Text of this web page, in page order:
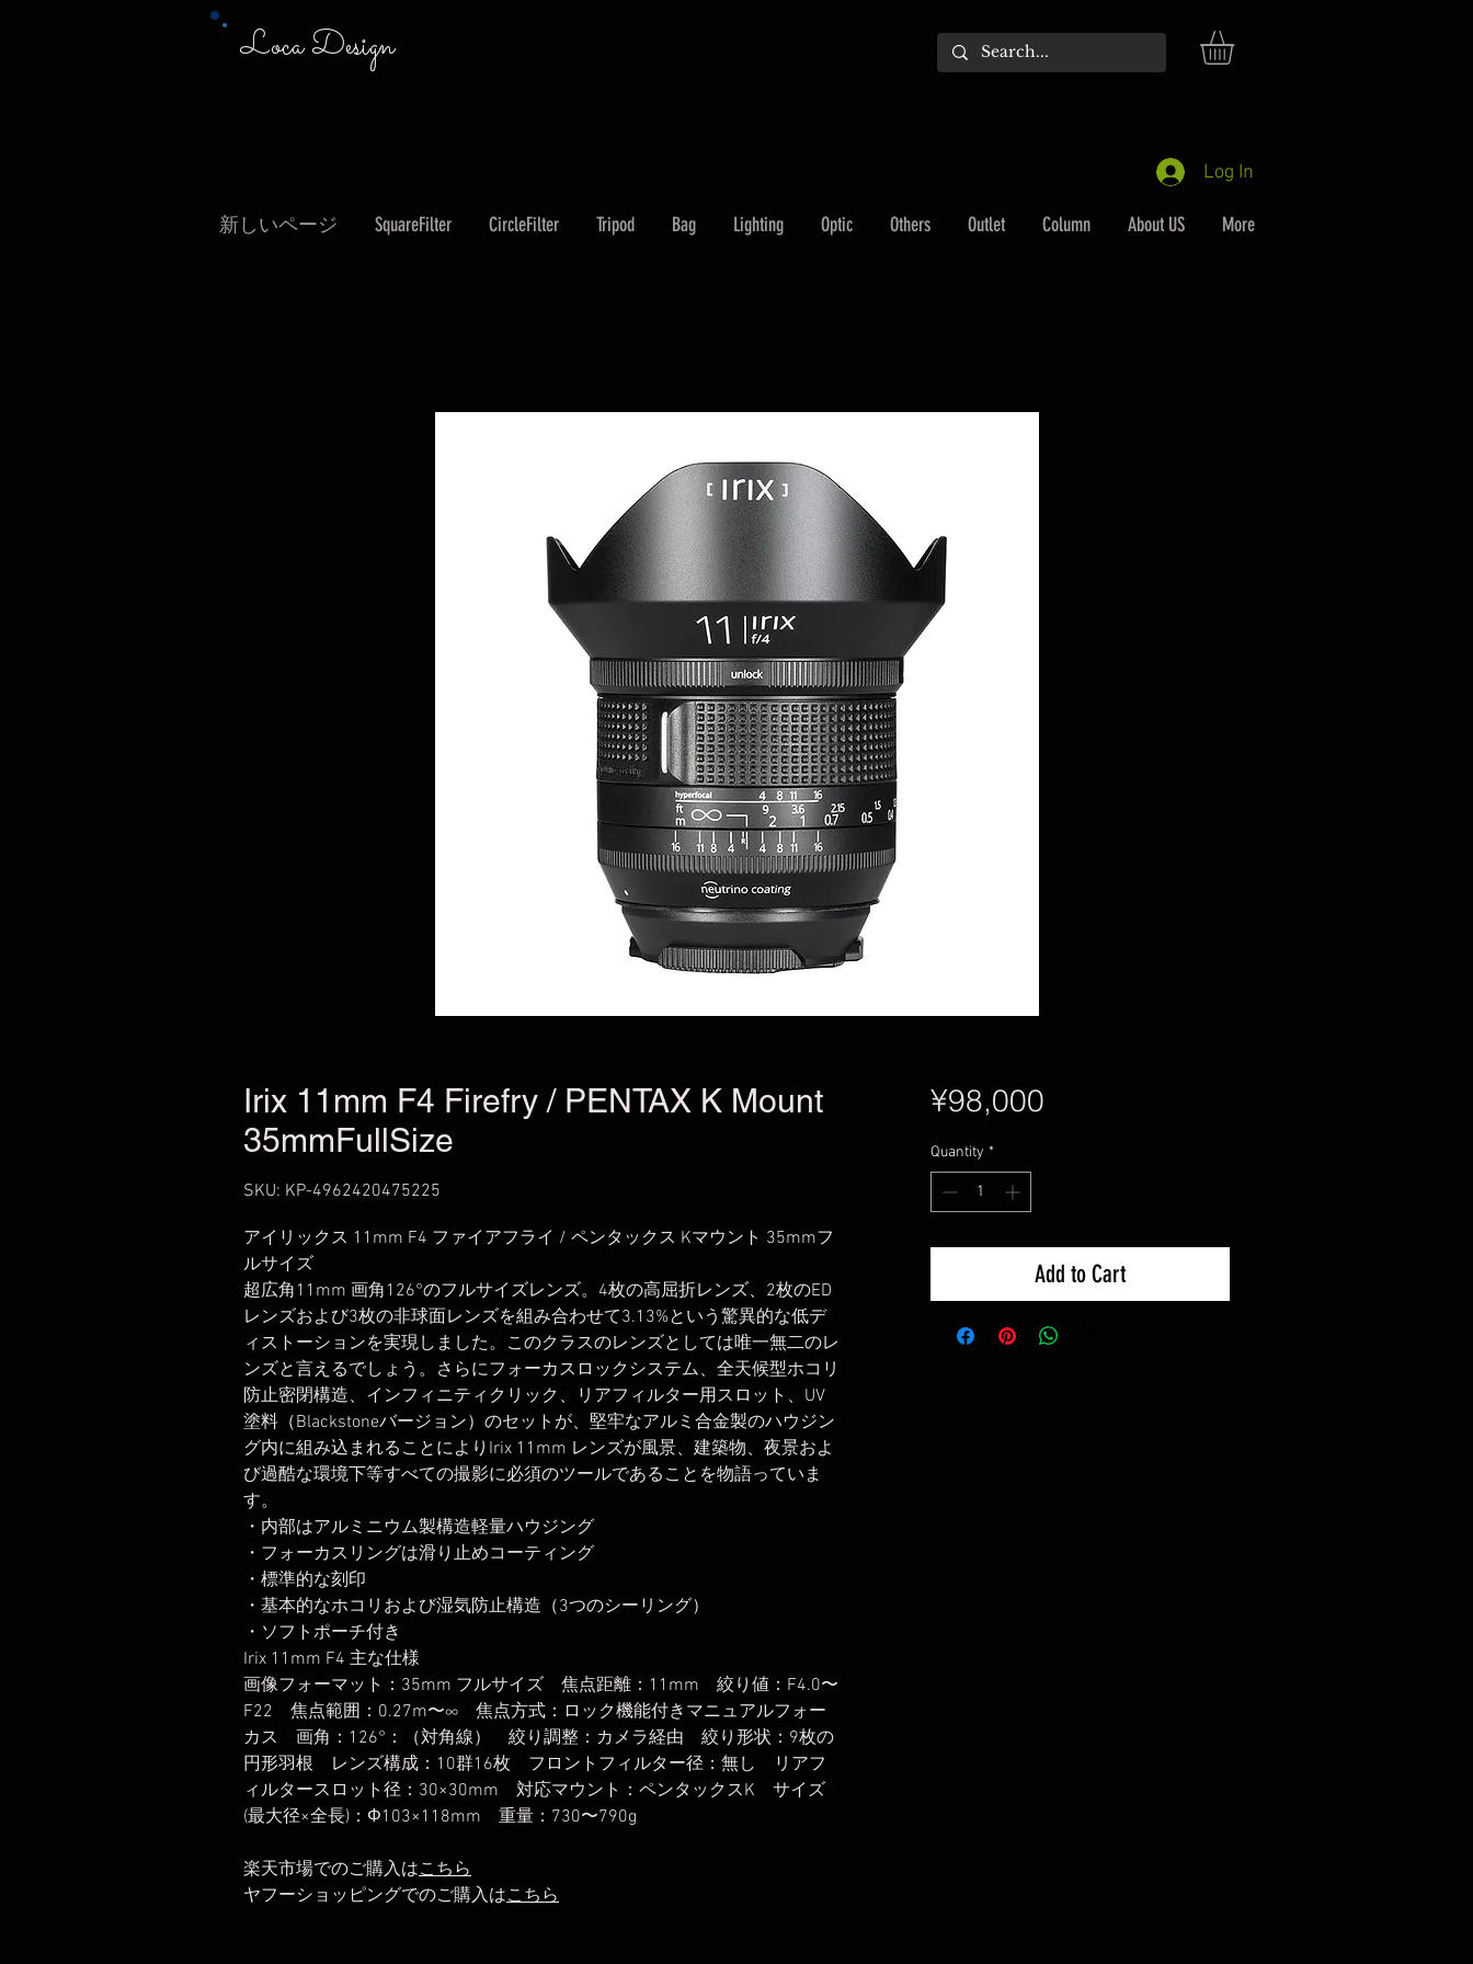
Loca Design
Log In
新しいページ SquareFilter CircleFilter Tripod Bag Lighting Optic Others Outlet Column About US More
Irix 11mm F4 Firefry / PENTAX K Mount
35mmFullSize
SKU: KP-4962420475225
アイリックス 11mm F4 ファイアフライ / ペンタックス Kマウント 35mmフ
ルサイズ
超広角11mm 画角126°のフルサイズレンズ。4枚の高屈折レンズ、2枚のED
レンズおよび3枚の非球面レンズを組み合わせて3.13%という驚異的な低デ
ィストーションを実現しました。このクラスのレンズとしては唯一無二のレ
ンズと言えるでしょう。さらにフォーカスロックシステム、全天候型ホコリ
防止密閉構造、インフィニティクリック、リアフィルター用スロット、UV
塗料（Blackstoneバージョン）のセットが、堅牢なアルミ合金製のハウジン
グ内に組み込まれることによりIrix 11mm レンズが風景、建築物、夜景およ
び過酷な環境下等すべての撮影に必須のツールであることを物語っていま
す。
・内部はアルミニウム製構造軽量ハウジング
・フォーカスリングは滑り止めコーティング
・標準的な刻印
・基本的なホコリおよび湿気防止構造（3つのシーリング）
・ソフトポーチ付き
Irix 11mm F4 主な仕様
画像フォーマット：35mm フルサイズ 焦点距離：11mm 絞り値：F4.0〜
F22 焦点範囲：0.27m〜∞ 焦点方式：ロック機能付きマニュアルフォー
カス 画角：126°：（対角線） 絞り調整：カメラ経由 絞り形状：9枚の
円形羽根 レンズ構成：10群16枚 フロントフィルター径：無し リアフ
ィルタースロット径：30×30mm 対応マウント：ペンタックスK サイズ
(最大径×全長)：Φ103×118mm 重量：730〜790g
楽天市場でのご購入はこちら
ヤフーショッピングでのご購入はこちら
¥98,000Price
Quantity *
Add to Cart